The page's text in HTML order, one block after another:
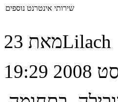
שירותי אינטרנט נוספים
מאת 23Lilach